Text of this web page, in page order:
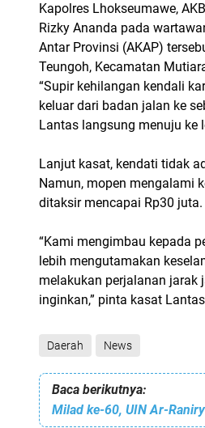
Kapolres Lhokseumawe,
Rizky Ananda pada
Antar Provinsi (AKAP)
Teungoh, Kecamatan
“Supir kehilangan kendali
keluar dari badan jalan ke
Lantas langsung menuju ke
Lanjut kasat, kendati tidak
Namun, mopen mengalami
ditaksir mencapai Rp30 juta.
“Kami mengimbau kepada
lebih mengutamakan
melakukan perjalanan jarak
inginkan,” pinta kasat
Daerah News
Baca berikutnya:
Milad ke-60, UIN Ar-